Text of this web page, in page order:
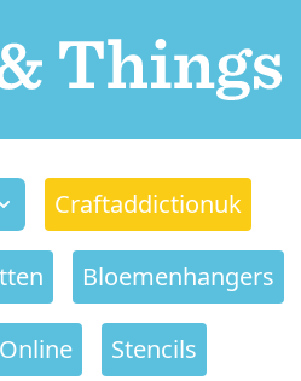
Craftaddictionuk
Bloemenhangers
Stencils